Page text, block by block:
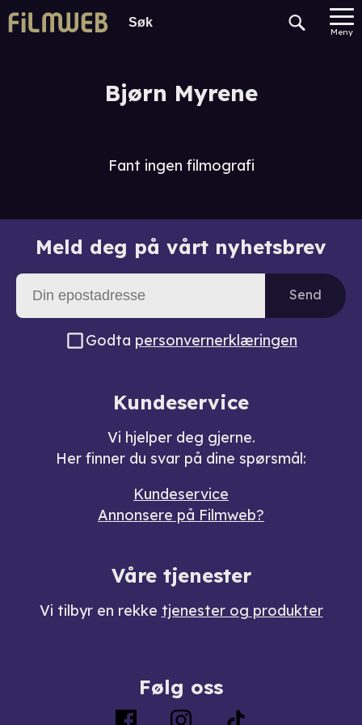
Meny
Bjørn Myrene
Fant ingen filmografi
Meld deg på vårt nyhetsbrev
Send
Godta personvernerklæringen
Kundeservice
Vi hjelper deg gjerne.
Her finner du svar på dine spørsmål:
Kundeservice
Annonsere på Filmweb?
Våre tjenester
Vi tilbyr en rekke tjenester og produkter
Følg oss